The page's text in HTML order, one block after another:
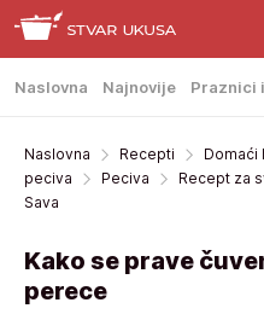
Naslovna Najnovije Praznici
Naslovna Recepti
Domaći
peciva
Peciva
Recept za
Sava
Kako se prave
perece